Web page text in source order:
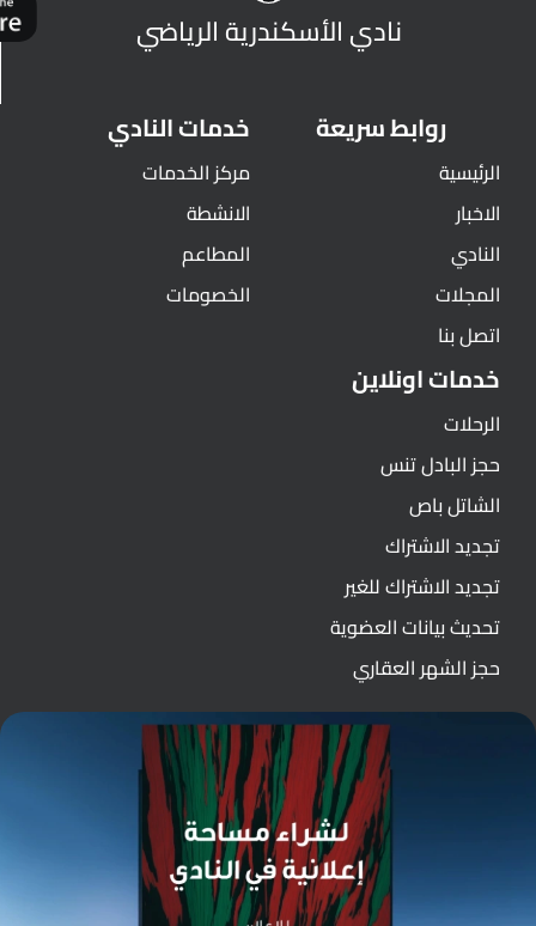
نادي الأسكندرية الرياضي
روابط سريعة
الرئيسية
الاخبار
النادي
المجلات
اتصل بنا
خدمات النادي
مركز الخدمات
الانشطة
المطاعم
الخصومات
خدمات اونلاين
الرحلات
حجز البادل تنس
الشاتل باص
تجديد الاشتراك
تجديد الاشتراك للغير
تحديث بيانات العضوية
حجز الشهر العقاري